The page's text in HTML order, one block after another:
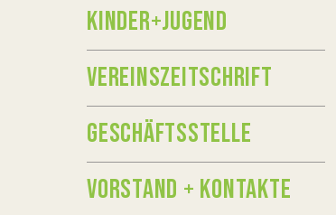
KINDER+JUGEND
VEREINSZEITSCHRIFT
GESCHÄFTSSTELLE
VORSTAND + KONTAKTE